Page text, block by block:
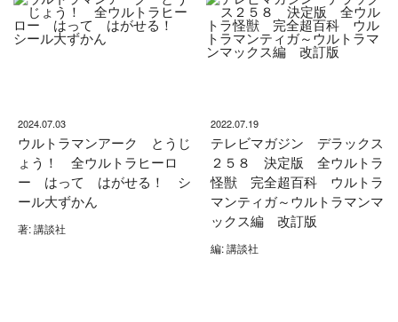
2024.07.03
ウルトラマンアーク とうじ
ょう！ 全ウルトラヒーロ
ー はって はがせる！ シ
ール大ずかん
著: 講談社
2022.07.19
テレビマガジン デラックス
２５８ 決定版 全ウルトラ
怪獣 完全超百科 ウルトラ
マンティガ～ウルトラマンマ
ックス編 改訂版
編: 講談社